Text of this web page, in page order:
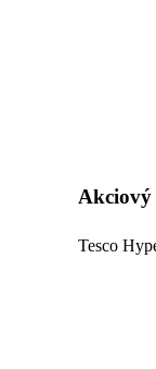
Akciový
Tesco